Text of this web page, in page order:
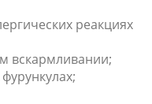
реакциях
вскармливании;